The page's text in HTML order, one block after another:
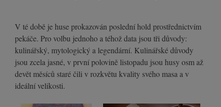
V té době je huse prokazován poslední hold prostřednictvím
pekáče. Pro volbu jednoho a téhož data jsou tři důvody:
kulinářský, mytologický a legendární. Kulinářské důvody
jsou zcela jasné, v první polovině listopadu jsou husy osm až
devět měsíců staré čili v rozkvětu kvality svého masa a v
ideální velikosti.